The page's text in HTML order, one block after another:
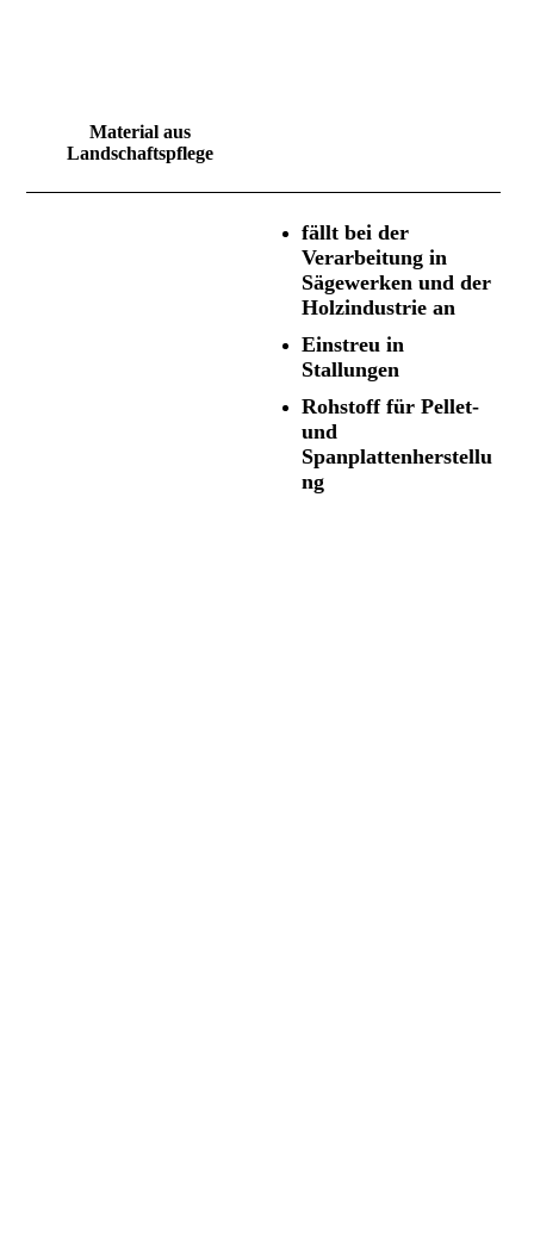
Material aus
Landschaftspflege
fällt bei der
Verarbeitung in
Sägewerken und der
Holzindustrie an
Einstreu in
Stallungen
Rohstoff für Pellet-
und
Spanplattenherstellu
ng